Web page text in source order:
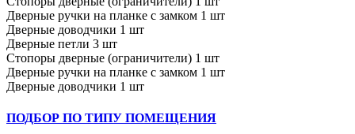
Дверные ручки на планке с замком 1 шт
Дверные доводчики 1 шт
Дверные петли 3 шт
Стопоры дверные (ограничители) 1 шт
Дверные ручки на планке с замком 1 шт
Дверные доводчики 1 шт
ПОДБОР ПО ТИПУ ПОМЕЩЕНИЯ